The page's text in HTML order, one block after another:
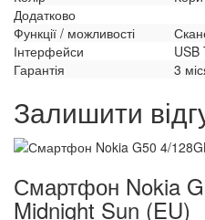
Додатково
Функції / можливості
Інтерфейси
USB
Гарантія
3
Залишити
Смартфон Nokia
Midnight Sun (EU)